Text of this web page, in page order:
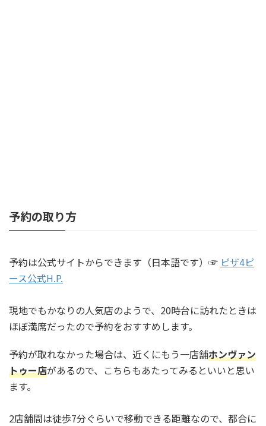
予約の取り方
予約は公式サイトからできます（日本語です）☞ ピザ4ピ
ース公式H.P.
現地でもかなりの人気店のようで、20時台に訪れたときは
ほぼ満席だったので予約をおすすめします。
予約が取れなかった場合は、近くにもう一店舗ホンヴァン
トゥー店があるので、こちらもあたってみるといいと思い
ます。
2店舗間は徒歩7分ぐらいで移動できる距離なので、都合に